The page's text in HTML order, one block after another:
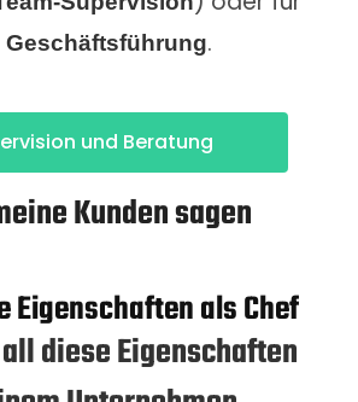
Geschäftsführung.
und Beratung
Kunden sagen
Eigenschaften als Chef
diese Eigenschaften